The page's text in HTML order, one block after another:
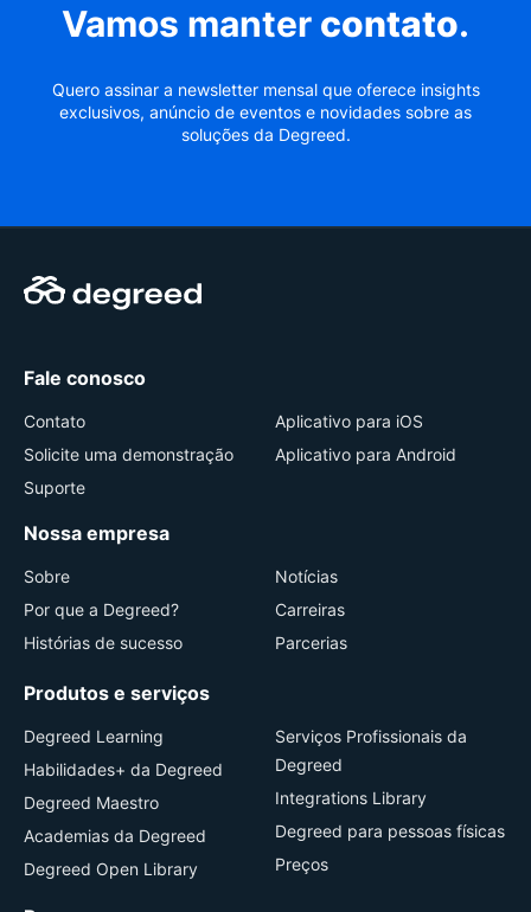
Vamos manter contato.
Quero assinar a newsletter mensal que oferece insights
exclusivos, anúncio de eventos e novidades sobre as
soluções da Degreed.
Fale conosco
Contato
Solicite uma demonstração
Suporte
Aplicativo para iOS
Aplicativo para Android
Nossa empresa
Sobre
Por que a Degreed?
Histórias de sucesso
Notícias
Carreiras
Parcerias
Produtos e serviços
Degreed Learning
Habilidades+ da Degreed
Degreed Maestro
Academias da Degreed
Degreed Open Library
Serviços Profissionais da
Degreed
Integrations Library
Degreed para pessoas físicas
Preços